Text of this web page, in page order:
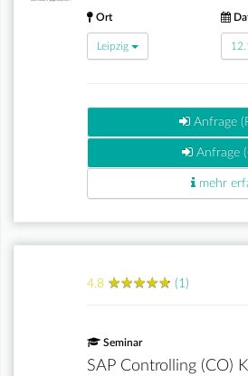
Ort
Leipzig
Anfrage
Anfrage
mehr
4.8 ★★★★★
★★★★★ (1)
Seminar
SAP Controlling (CO)